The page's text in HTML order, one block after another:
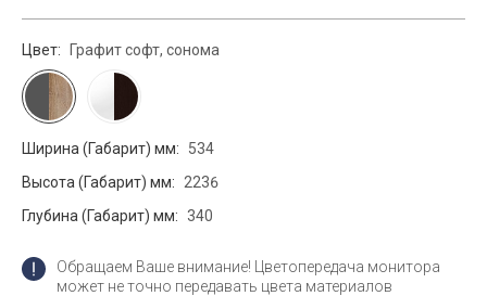
Цвет: Графит софт, сонома
Ширина (Габарит) мм:
534
Высота (Габарит) мм:
2236
Глубина (Габарит) мм: 340
Обращаем Ваше внимание! Цветопередача монитора
может не точно передавать цвета материалов